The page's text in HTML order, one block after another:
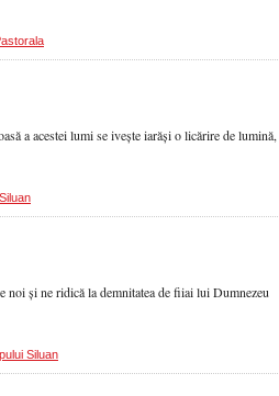
a acestei lumi se ivește iarăși o licărire de lumină,
și ne ridică la demnitatea de fiiai lui Dumnezeu
Siluan